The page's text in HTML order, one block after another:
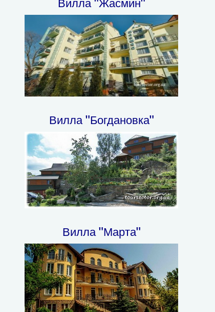
Вилла "Жасмин"
Вилла "Богдановка"
Вилла "Марта"